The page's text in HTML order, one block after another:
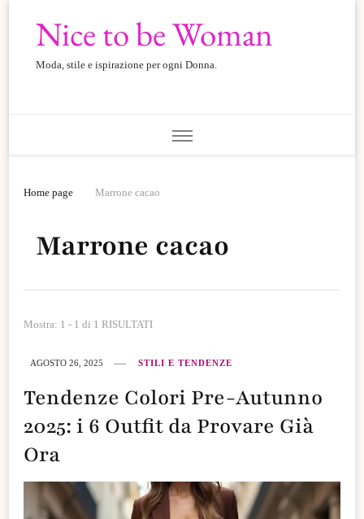
Nice to be Woman
Moda, stile e ispirazione per ogni Donna.
Home page Marrone cacao
Marrone cacao
Mostra: 1 - 1 di 1 RISULTATI
AGOSTO 26, 2025 STILI E TENDENZE
Tendenze Colori Pre-Autunno
2025: i 6 Outfit da Provare Già
Ora